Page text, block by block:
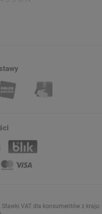
Stawki VAT dla konsumentów z kraju: